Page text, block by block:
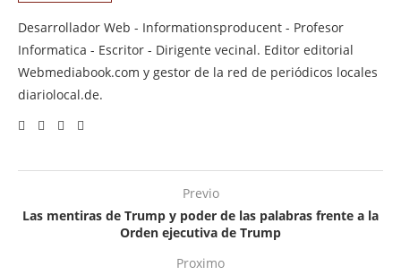
Desarrollador Web - Informationsproducent - Profesor
Informatica - Escritor - Dirigente vecinal. Editor editorial
Webmediabook.com y gestor de la red de periódicos locales
diariolocal.de.
Previo
Las mentiras de Trump y poder de las palabras frente a la
Orden ejecutiva de Trump
Proximo